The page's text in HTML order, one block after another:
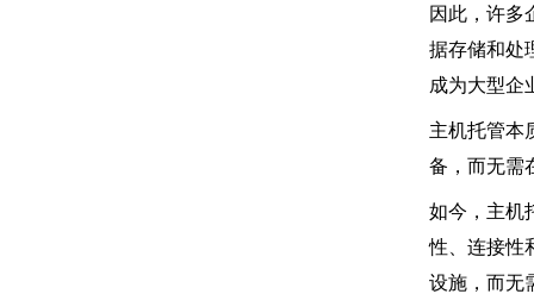
因此，许多
据存储和处
成为大型企
主机托管本
备，而无需
如今，主机
性、连接性
设施，而无